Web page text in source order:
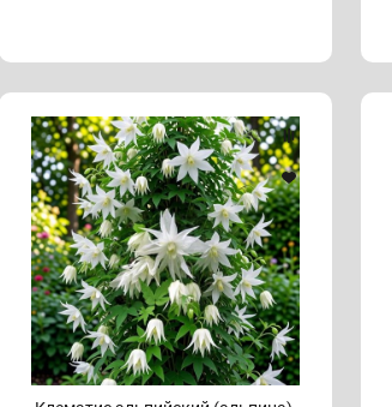
Клематис
альпийский
(альпина)
белый